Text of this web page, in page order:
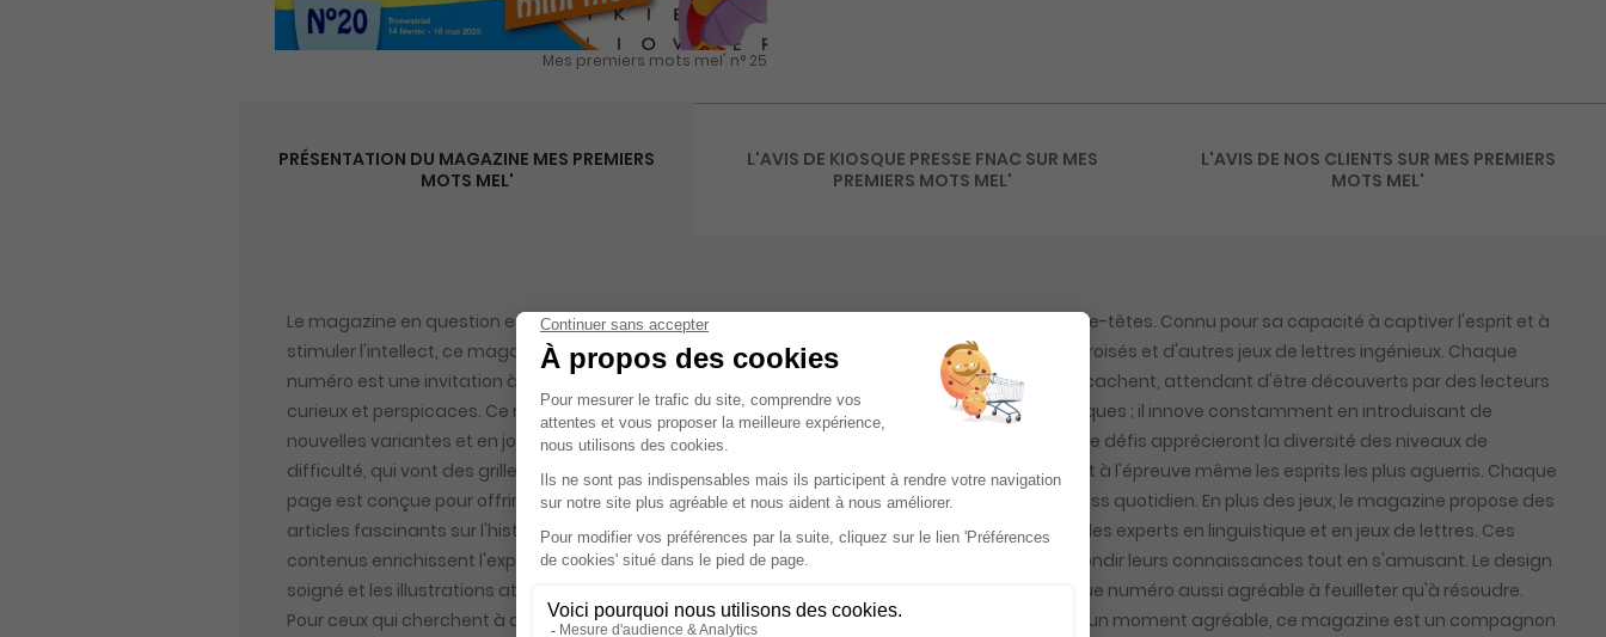
Mes premiers mots mel' n° 25
PRÉSENTATION DU MAGAZINE MES PREMIERS
MOTS MEL'
Le magazine en question est un véritable trésor pour les amateurs de jeux de lettres et de casse-têtes. Connu pour sa capacité à captiver l'esprit et à
stimuler l'intellect, ce magazine se distingue par sa variété de grilles de mots mêlés, de mots croisés et d'autres jeux de lettres ingénieux. Chaque
numéro est une invitation à plonger dans un univers où les mots prennent vie, se croisent et se cachent, attendant d'être découverts par des lecteurs
curieux et perspicaces. Ce magazine ne se contente pas de proposer des jeux de lettres classiques ; il innove constamment en introduisant de
nouvelles variantes et en jouant avec les formats pour surprendre ses lecteurs. Les amateurs de défis apprécieront la diversité des niveaux de
difficulté, qui vont des grilles accessibles aux novices aux énigmes plus complexes qui mettront à l'épreuve même les esprits les plus aguerris. Chaque
page est conçue pour offrir un moment de détente et de réflexion, un véritable antidote au stress quotidien. En plus des jeux, le magazine propose des
articles fascinants sur l'histoire des mots, des anecdotes linguistiques et des interviews avec des experts en linguistique et en jeux de lettres. Ces
contenus enrichissent l'expérience de lecture et permettent aux passionnés de mots d'approfondir leurs connaissances tout en s'amusant. Le design
soigné et les illustrations attrayantes ajoutent une dimension visuelle plaisante, rendant chaque numéro aussi agréable à feuilleter qu'à résoudre.
Pour ceux qui cherchent à améliorer leur vocabulaire, aiguiser leur esprit ou simplement passer un moment agréable, ce magazine est un compagnon
L'AVIS DE KIOSQUE PRESSE FNAC SUR MES
PREMIERS MOTS MEL'
L'AVIS DE NOS CLIENTS SUR MES PREMIERS
MOTS MEL'